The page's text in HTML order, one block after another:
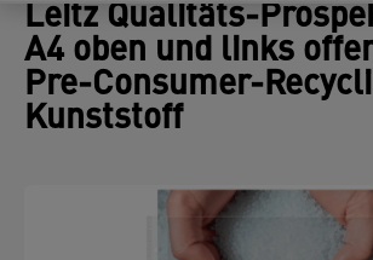
Leitz Qualitäts-
A4 oben und links
Pre-Consumer-
Kunststoff